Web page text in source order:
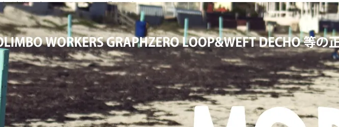
大阪高槻,国産ジーンズ,アメカジ,通販,販売, COLIMBO,コリンボ,WORKERS,ワーカーズ,LOOP&WEFT,ル